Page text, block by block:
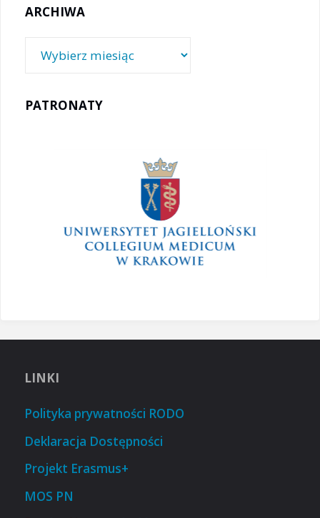
ARCHIWA
PATRONATY
LINKI
Polityka prywatności RODO
Deklaracja Dostępności
Projekt Erasmus+
MOS PN